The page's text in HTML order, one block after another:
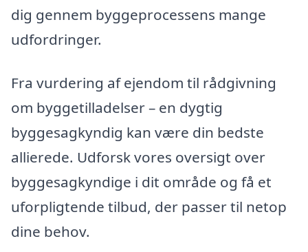
dig gennem byggeprocessens mange
udfordringer.
Fra vurdering af ejendom til rådgivning
om byggetilladelser – en dygtig
byggesagkyndig kan være din bedste
allierede. Udforsk vores oversigt over
byggesagkyndige i dit område og få et
uforpligtende tilbud, der passer til netop
dine behov.